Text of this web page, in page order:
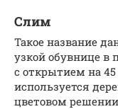
Слим
Такое название
узкой обувнице
с открытием на
используется
цветовом